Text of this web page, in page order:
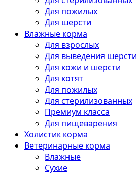
Для пожилых
Для шерсти
Влажные корма
Для взрослых
Для выведения шерсти
Для кожи и шерсти
Для котят
Для пожилых
Для стерилизованных
Премиум класса
Для пищеварения
Холистик корма
Ветеринарные корма
Влажные
Сухие